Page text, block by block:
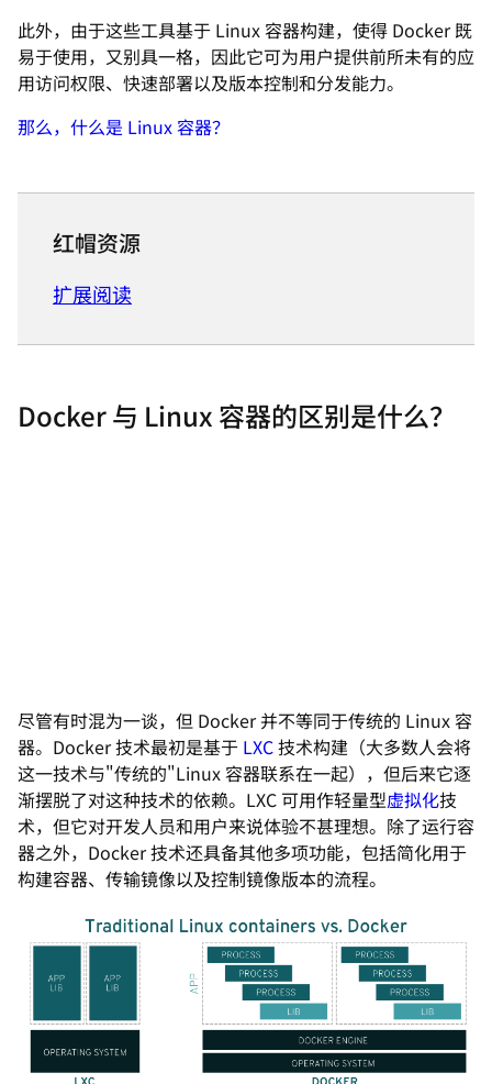
此外，由于这些工具基于 Linux 容器构建，使得 Docker 既
易于使用，又别具一格，因此它可为用户提供前所未有的应
用访问权限、快速部署以及版本控制和分发能力。
那么，什么是 Linux 容器？
红帽资源
扩展阅读
Docker 与 Linux 容器的区别是什么？
尽管有时混为一谈，但 Docker 并不等同于传统的 Linux 容
器。Docker 技术最初是基于 LXC技术构建（大多数人会将
这一技术与"传统的"Linux 容器联系在一起），但后来它逐
渐摆脱了对这种技术的依赖。LXC 可用作轻量型虚拟化技
术，但它对开发人员和用户来说体验不甚理想。除了运行容
器之外，Docker 技术还具备其他多项功能，包括简化用于
构建容器、传输镜像以及控制镜像版本的流程。